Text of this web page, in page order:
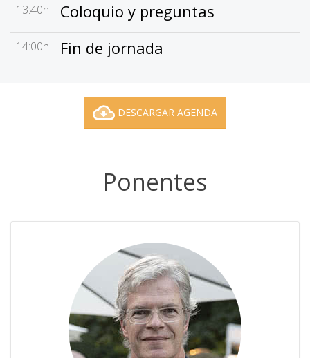
13:40h Coloquio y preguntas
14:00h Fin de jornada
DESCARGAR AGENDA
Ponentes